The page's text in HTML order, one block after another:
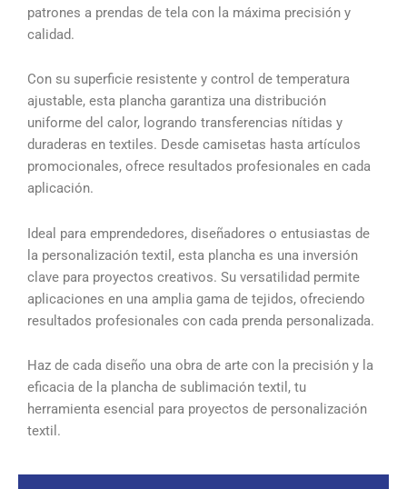
patrones a prendas de tela con la máxima precisión y
calidad.
Con su superficie resistente y control de temperatura
ajustable, esta plancha garantiza una distribución
uniforme del calor, logrando transferencias nítidas y
duraderas en textiles. Desde camisetas hasta artículos
promocionales, ofrece resultados profesionales en cada
aplicación.
Ideal para emprendedores, diseñadores o entusiastas de
la personalización textil, esta plancha es una inversión
clave para proyectos creativos. Su versatilidad permite
aplicaciones en una amplia gama de tejidos, ofreciendo
resultados profesionales con cada prenda personalizada.
Haz de cada diseño una obra de arte con la precisión y la
eficacia de la plancha de sublimación textil, tu
herramienta esencial para proyectos de personalización
textil.